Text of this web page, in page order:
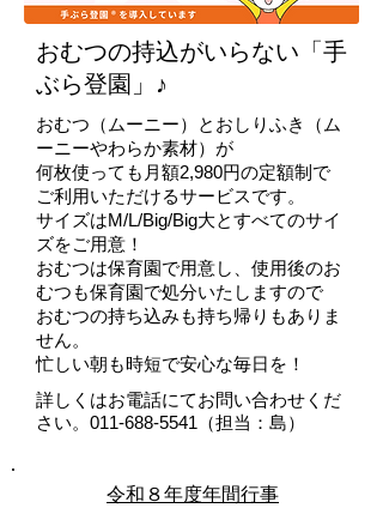
おむつの持込がいらない「手
ぶら登園」♪
おむつ（ムーニー）とおしりふき（ム
ーニーやわらか素材）が
何枚使っても月額2,980円の定額制で
ご利用いただけるサービスです。
サイズはM/L/Big/Big大とすべてのサイ
ズをご用意！
おむつは保育園で用意し、使用後のお
むつも保育園で処分いたしますので
おむつの持ち込みも持ち帰りもありま
せん。
忙しい朝も時短で安心な毎日を！
詳しくはお電話にてお問い合わせくだ
さい。 011-688-5541 （担当：島）
令和８年度年間行事